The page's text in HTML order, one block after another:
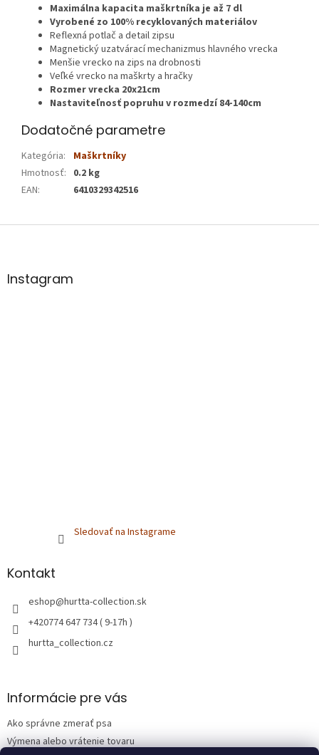
Maximálna kapacita maškrtníka je až 7 dl
Vyrobené zo 100% recyklovaných materiálov
Reflexná potlač a detail zipsu
Magnetický uzatvárací mechanizmus hlavného vrecka
Menšie vrecko na zips na drobnosti
Veľké vrecko na maškrty a hračky
Rozmer vrecka 20x21cm
Nastaviteľnosť popruhu v rozmedzí 84-140cm
Dodatočné parametre
Kategória:
Maškrtníky
Hmotnosť: 0.2 kg
EAN: 6410329342516
Z
äInstagram
Sledovať na Instagrame
Kontakt
eshop@hurtta-collection.sk
+420774 647 734 ( 9-17h )
hurtta_collection.cz
Informácie pre vás
Ako správne zmerať psa
Výmena alebo vrátenie tovaru